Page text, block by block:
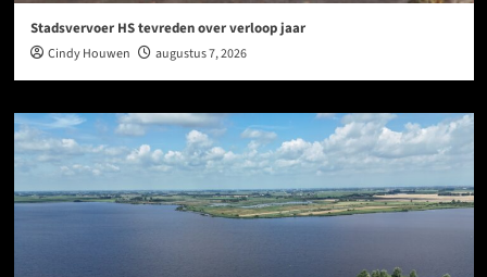
Stadsvervoer HS tevreden over verloop jaar
Cindy Houwen augustus 7, 2026